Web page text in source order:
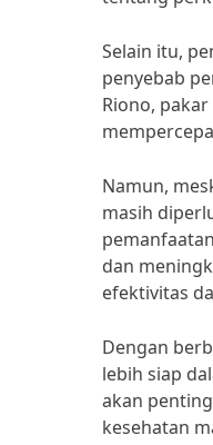
Selain itu,
penyebab
Riono,
Namun,
masih
dan
efektivitas
Dengan
lebih siap
akan
kesehatan